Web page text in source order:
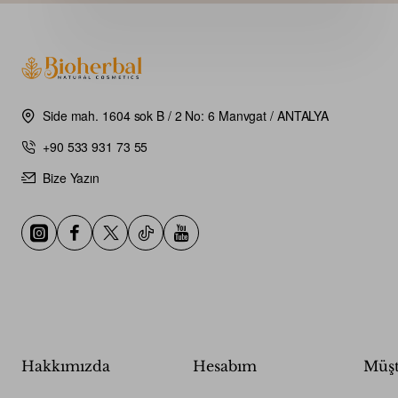
Side mah. 1604 sok B / 2 No: 6 Manvgat / ANTALYA
+90 533 931 73 55
Bize Yazın
Hakkımızda Hesabım